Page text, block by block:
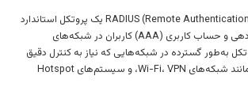
RADIUS (Remote Authentication Dial-In User Service) یک پروتکل استاندارد
برای احراز هویت، مجوز دهی و حساب کاربری (AAA) کاربران در شبکه‌های
به‌طور گسترده در شبکه‌هایی که نیاز به کنترل دقیق
دسترسی کاربران دارند، مانند شبکه‌های Wi-Fi، VPN، و سیستم‌های Hotspot